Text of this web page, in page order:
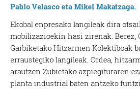
Pablo Velasco eta Mikel Makatzaga.
Ekobal enpresako langileak dira
mobilizazioekin hasi zirenak. Berez,
Garbiketako Hitzarmen Kolektiboak
erraustegiko langileak. Ordea,
arautzen Zubietako azpiegituraren
planta industrial baten antzeko